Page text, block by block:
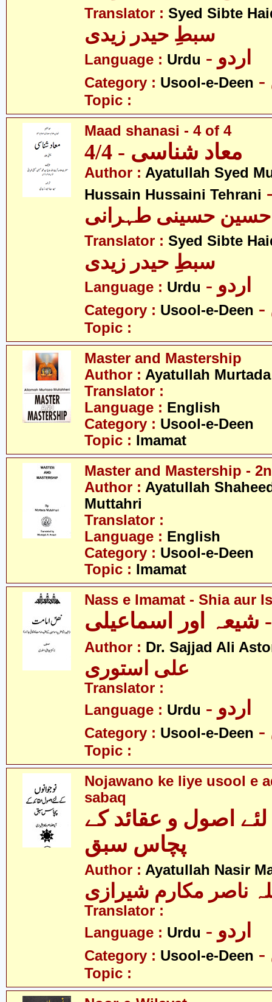
Translator : Syed Sibte
سبطِ حیدر زیدی
Language : Urdu - اردو
Category : Usool-e-Deen
Topic :
Maad shanasi - 4 of 4
معاد شناسی - 4/4
Author : Ayatullah Syed
Hussain Hussaini Tehrani
حسینی طہرانی
Translator : Syed Sibte
سبطِ حیدر زیدی
Language : Urdu - اردو
Category : Usool-e-Deen
Topic :
Master and Mastership
Author : Ayatullah
Translator :
Language : English
Category : Usool-e-Deen
Topic : Imamat
Master and Mastership -
Author : Ayatullah
Muttahri
Translator :
Language : English
Category : Usool-e-Deen
Topic : Imamat
Nass e Imamat - Shia aur
اور اسماعیلی
Author : Dr. Sajjad Ali
علی استوری
Translator :
Language : Urdu - اردو
Category : Usool-e-Deen
Topic :
Nojawano ke liye usool e
sabaq
اصول و عقائد کے
پچاس سبق
Author : Ayatullah Nasir
ناصر مکارم شیرازی
Translator :
Language : Urdu - اردو
Category : Usool-e-Deen
Topic :